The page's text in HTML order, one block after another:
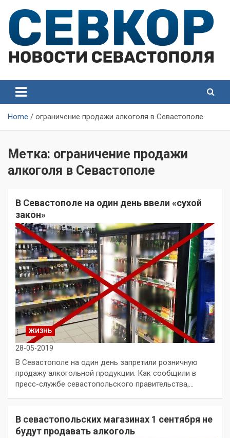
content
Севастополя
Севастополя
Home ограничение продажи алкоголя в Севастополе
Метка: ограничение продажи
алкоголя в Севастополе
В Севастополе на один день ввели «сухой
закон»
ЖИЗНЬ
28-05-2019
В Севастополе на один день запретили розничную
продажу алкогольной продукции. Как сообщили в
пресс-службе севастопольского правительства,…
В севастопольских магазинах 1 сентября не
будут продавать алкоголь